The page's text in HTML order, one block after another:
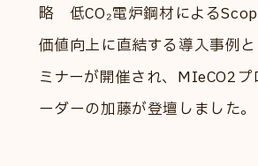
略 低CO₂電炉鋼材による
価値向上に直結する導入事例
ミナーが開催され、MIeCO2プ
ーダーの加藤が登壇しました。